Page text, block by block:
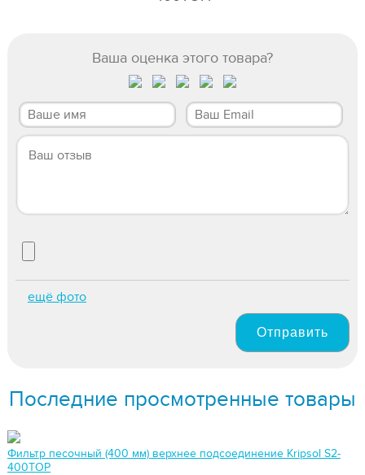
Ваша оценка этого товара?
ещё фото
Отправить
Последние просмотренные товары
Фильтр песочный (400 мм) верхнее подсоединение Kripsol S2-
400TOP